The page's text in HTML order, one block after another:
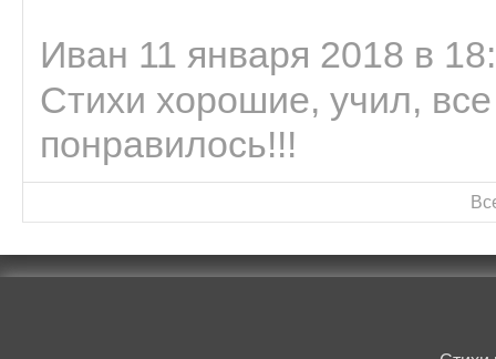
Иван 11 января 2018 в
Стихи хорошие, учил,
понравилось!!!